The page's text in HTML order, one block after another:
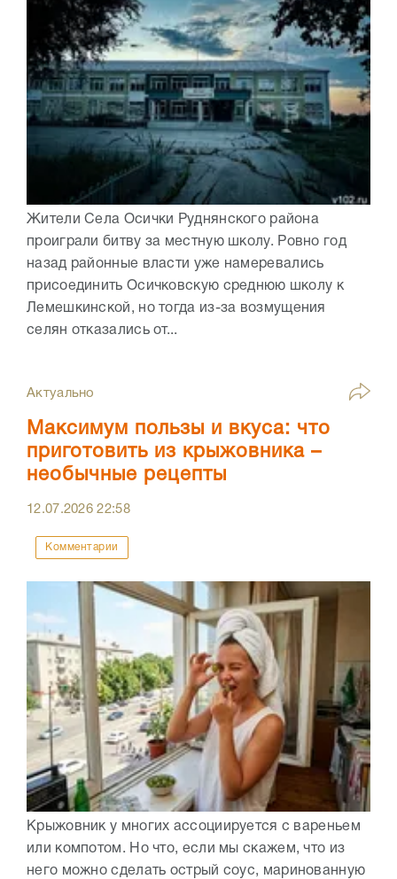
Жители Села Осички Руднянского района
проиграли битву за местную школу. Ровно год
назад районные власти уже намеревались
присоединить Осичковскую среднюю школу к
Лемешкинской, но тогда из-за возмущения
селян отказались от...
Актуально
Максимум пользы и вкуса: что
приготовить из крыжовника –
необычные рецепты
12.07.202622:58
Комментарии
Крыжовник у многих ассоциируется с вареньем
или компотом. Но что, если мы скажем, что из
него можно сделать острый соус, маринованную